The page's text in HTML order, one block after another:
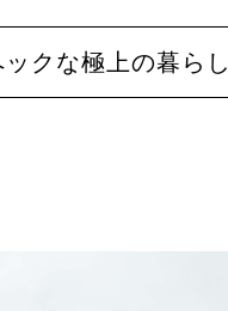
クな極上の暮らし